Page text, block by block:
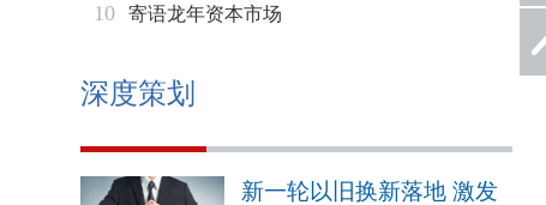
10
定 司法机关重拳打击“职业索赔人”
寄语龙年资本市场
深度策划
新一轮以旧换新落地 激发